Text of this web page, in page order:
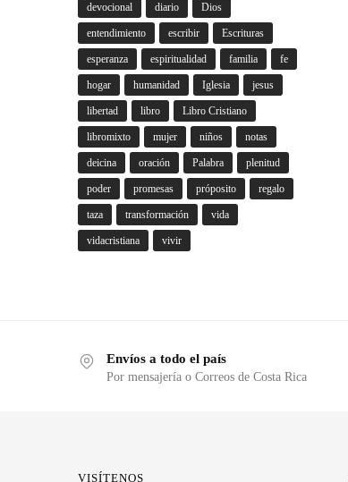
devocional diario Dios
entendimiento escribir Escrituras
esperanza espiritualidad familia fe
hogar humanidad Iglesia jesus
libertad libro Libro Cristiano
libromixto mujer niños notas
deicina oración Palabra plenitud
poder promesas próposito regalo
taza transformación vida
vidacristiana vivir
Envíos a todo el país
Por mensajería o Correos de Costa Rica
VISÍTENOS